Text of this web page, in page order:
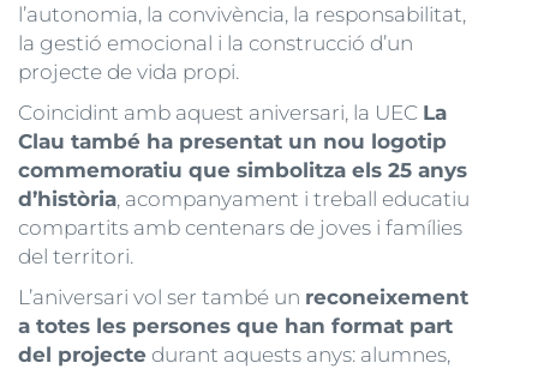
l’autonomia, la convivència, la responsabilitat,
la gestió emocional i la construcció d’un
projecte de vida propi.
Coincidint amb aquest aniversari, la UEC La
Clau també ha presentat un nou logotip
commemoratiu que simbolitza els 25 anys
d’història, acompanyament i treball educatiu
compartits amb centenars de joves i famílies
del territori.
L’aniversari vol ser també un reconeixement
a totes les persones que han format part
del projecte durant aquests anys: alumnes,